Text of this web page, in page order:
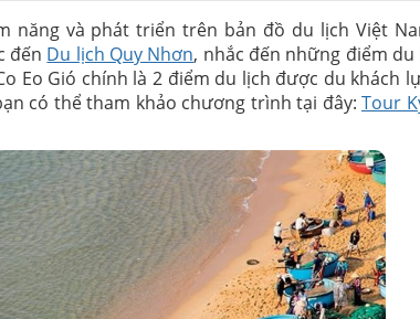
Đăng ký tour và hủy
xác nhận.
Lịch trình tour và
mùa cao điểm. Bên
hàng.
Trong những
biển động. Tùy theo
khách hàng, công ty
hoặc hủy tour và
giờ khởi hành).
Trong vòng 24h trước
Việc hủy tour theo
lòng đền 100% giá trị
năng và phát triển trên bản đồ du lịch Việt
đến Du lịch Quy Nhơn, nhắc đến những điểm du
Eo Gió chính là 2 điểm du lịch được du khách
có thể tham khảo chương trình tại đây: Tour